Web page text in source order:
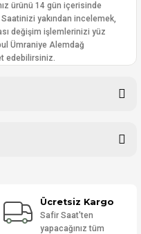
ürünü 14 gün içerisinde
yakından incelemek,
değişim işlemlerinizi yüz
Ümraniye Alemdağ
edebilirsiniz.
Ücretsiz Kargo
Safir Saat'ten
yapacağınız tüm